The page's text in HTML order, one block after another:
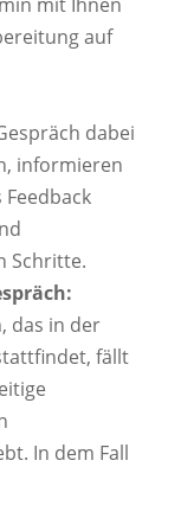
auf
dabei
informieren
Schritte.
das in der
fällt
In dem Fall